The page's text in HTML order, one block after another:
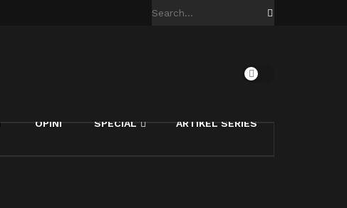
OPINI SPECIAL ARTIKEL SERIES